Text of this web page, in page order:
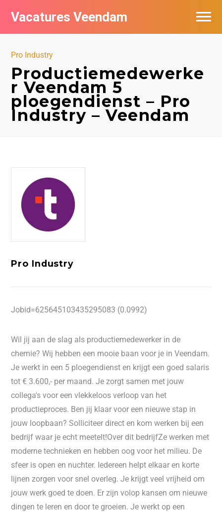
Vacatures Veendam
Pro Industry
Productiemedewerke
r Veendam 5
ploegendienst – Pro
Industry – Veendam
Pro Industry
Jobid=625645103435295083 (0.0992)
Wil jij aan de slag als productiemedewerker in de
chemie? Wij hebben een mooie baan voor je in Veendam.
Je werkt in een 5 ploegendienst en krijgt een goed salaris
tot € 3.600,- per maand. Je zorgt samen met jouw
collega's voor een vlekkeloos verloop van het
productieproces. Ben jij klaar voor een nieuwe stap in
jouw loopbaan? Solliciteer direct en kom werken bij een
bedrijf waar je echt meetelt!Over dit bedrijfZe werken met
moderne technieken en hebben oog voor het milieu. De
sfeer is open en nuchter. Iedereen helpt elkaar en korte
lijnen zorgen voor snel overleg. Je krijgt veel vrijheid om
jouw werk goed te doen. Er zijn volop kansen om nieuwe
dingen te leren en door te groeien. Je werkt op een
Vacatures per bedrijf